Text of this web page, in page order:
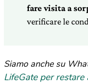
fare visita a
verificare le
Siamo anche su
LifeGate per